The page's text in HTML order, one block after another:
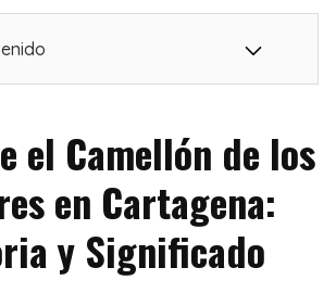
el Camellón de los
en Cartagena:
y Significado